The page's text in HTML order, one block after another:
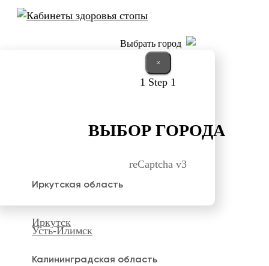
Выбрать город
×
1 Step 1
ВЫБОР ГОРОДА
reCaptcha v3
Иркутская область
Иркутск
Усть-Илимск
Калининградская область